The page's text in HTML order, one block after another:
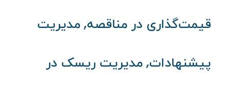
قیمت‌گذاری در مناقصه, مدیریت
پیشنهادات, مدیریت ریسک در